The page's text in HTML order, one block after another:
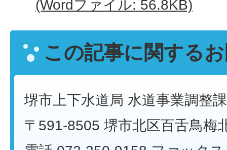
(Wordファイル: 56.8KB)
この記事に関する
堺市上下水道局 水道事業調整課
〒591-8505 堺市北区百舌鳥梅